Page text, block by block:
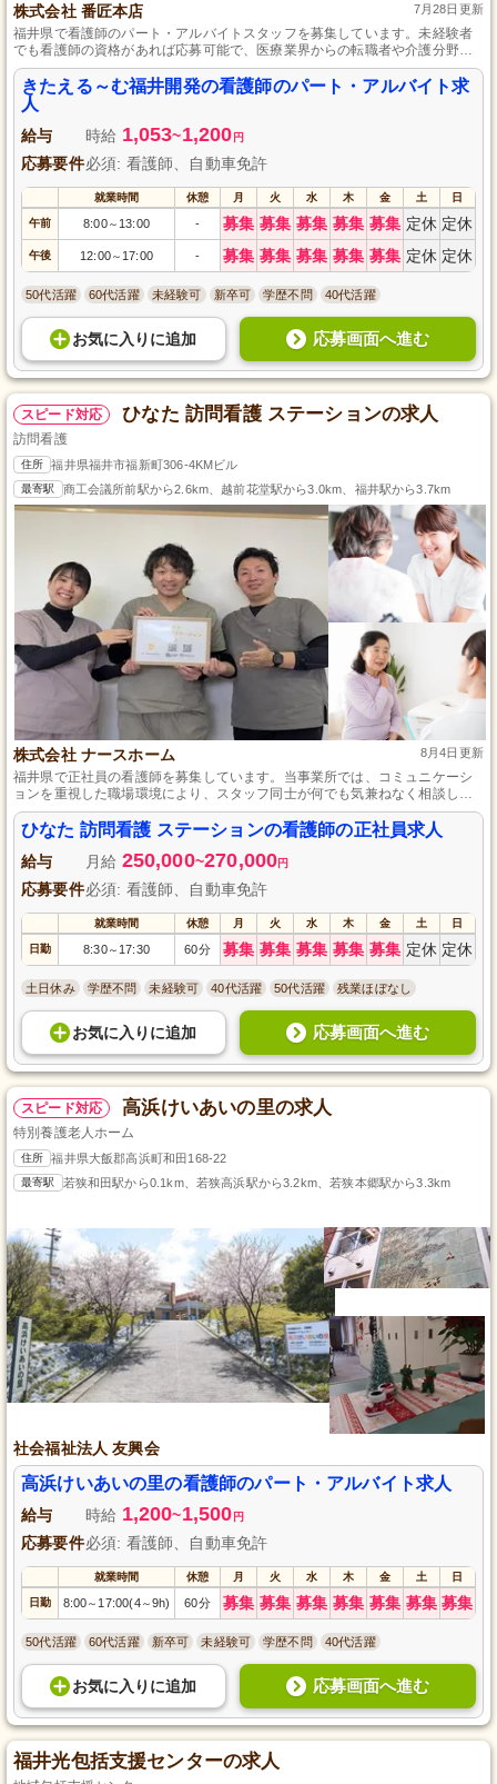
株式会社 番匠本店 7月28日更新
福井県で看護師のパート・アルバイトスタッフを募集しています。未経験者
でも看護師の資格があれば応募可能で、医療業界からの転職者や介護分野で
スキルアップを目指す方に最適です。土曜日の午後と日曜日・祝日は必ずお
休みで、お盆や年末年始もしっかり休めるため、家庭と仕事のバランスを保
ちながら働ける環境を提供します。
きたえる～む福井開発の看護師のパート・アルバイト求
人
給与 時給 1,053~1,200 円
応募要件必須: 看護師、自動車免許
就業時間 休憩 月 火 水 木 金 土 日
午前 8:00～ 13:00 - 募集 募集 募集 募集 募集 定休 定休
午後 12:00～ 17:00 - 募集 募集 募集 募集 募集 定休 定休
50代活躍 60代活躍 未経験可 新卒可 学歴不問 40代活躍
お気に入り に追加 応募画面へ進む
スピード対応 ひなた 訪問看護 ステーションの求人
訪問看護
住所 福井県福井市福新町306-4KMビル
最寄駅 商工会議所前駅から2.6km、越前花堂駅から3.0km、福井駅から3.7km
株式会社 ナースホーム 8月4日更新
福井県で正社員の看護師を募集しています。当事業所では、コミュニケーシ
ョンを重視した職場環境により、スタッフ同士が何でも気兼ねなく相談し合
える風通しの良さが自慢です。未経験者もサポート体制が充実しており、資
格を活かして質の高い看護サービスを行うことができます。
ひなた 訪問看護 ステーションの看護師の正社員求人
給与 月給 250,000~270,000円
応募要件必須: 看護師、自動車免許
就業時間 休憩 月 火 水 木 金 土 日
日勤 8:30～ 17:30 60分 募集 募集 募集 募集 募集 定休 定休
土日休み 学歴不問 未経験可 40代活躍 50代活躍 残業ほぼなし
お気に入り に追加 応募画面へ進む
スピード対応 高浜けいあいの里の求人
特別養護老人ホーム
住所 福井県大飯郡高浜町和田168-22
最寄駅 若狭和田駅から0.1km、若狭高浜駅から3.2km、若狭本郷駅から3.3km
社会福祉法人 友興会
高浜けいあいの里の看護師のパート・アルバイト求人
給与 時給 1,200~1,500 円
応募要件必須: 看護師、自動車免許
就業時間 休憩 月 火 水 木 金 土 日
日勤 8:00～ 17:00(4～9h) 60分 募集 募集 募集 募集 募集 募集 募集
50代活躍 60代活躍 新卒可 未経験可 学歴不問 40代活躍
お気に入り に追加 応募画面へ進む
福井光包括支援センターの求人